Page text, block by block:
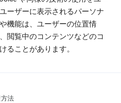
ーザーに表示されるパーソナ
機能は、ユーザーの位置情
閲覧中のコンテンツなどのコ
ることがあります。
法